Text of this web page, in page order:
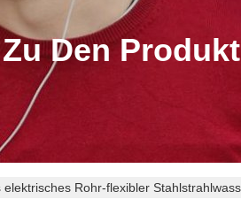
Den
Rohr-flexibler